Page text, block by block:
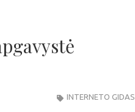
INTERNETO GIDAS